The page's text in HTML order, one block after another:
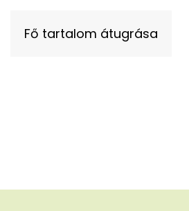
Fő tartalom átugrása